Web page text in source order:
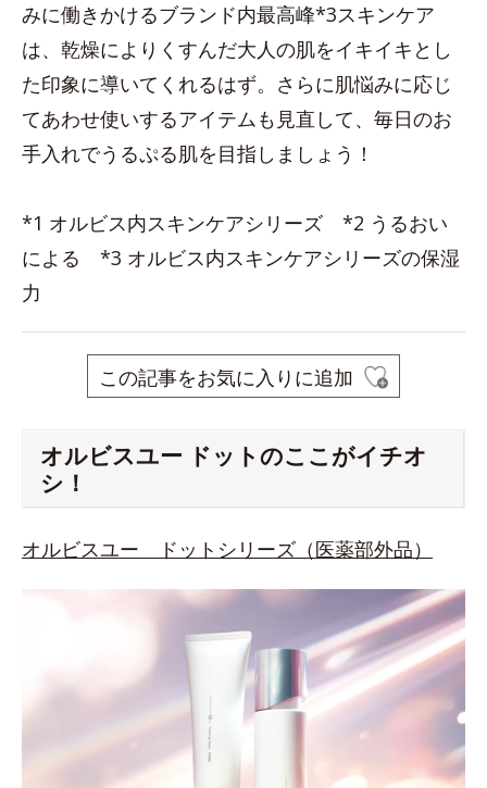
みに働きかけるブランド内最高峰*3スキンケア
は、乾燥によりくすんだ大人の肌をイキイキとし
た印象に導いてくれるはず。さらに肌悩みに応じ
てあわせ使いするアイテムも見直して、毎日のお
手入れでうるぷる肌を目指しましょう！
*1 オルビス内スキンケアシリーズ *2 うるおい
による *3 オルビス内スキンケアシリーズの保湿
力
この記事をお気に入りに追加
オルビスユー ドットのここがイチオ
シ！
オルビスユー ドットシリーズ（医薬部外品）